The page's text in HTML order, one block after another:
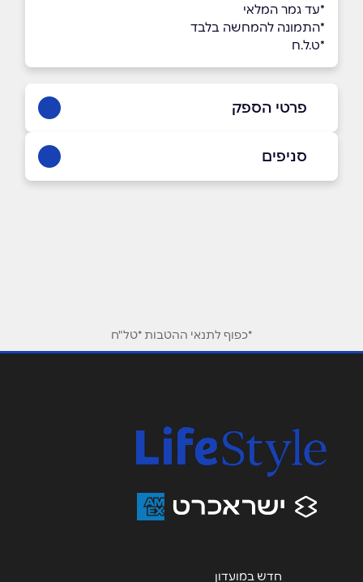
*עד גמר המלאי
*התמונה להמחשה בלבד
*ט.ל.ח
פרטי הספק
באתר בפייסבוק באינסטגרם
אנא חזרו אלי בקשר ל...
סניפים
*כפוף לתנאי ההטבות *טל"ח
חדש במועדון